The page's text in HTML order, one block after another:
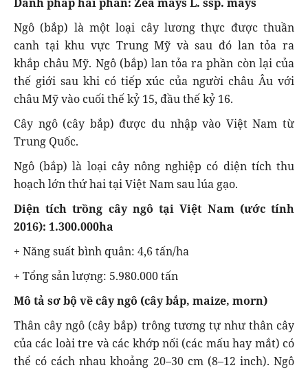
Ngô (bắp) là một loại cây lương thực được thuần
canh tại khu vực Trung Mỹ và sau đó lan tỏa ra
khắp châu Mỹ. Ngô (bắp) lan tỏa ra phần còn lại của
thế giới sau khi có tiếp xúc của người châu Âu với
châu Mỹ vào cuối thế kỷ 15, đầu thế kỷ 16.
Cây ngô (cây bắp) được du nhập vào Việt Nam từ
Trung Quốc.
Ngô (bắp) là loại cây nông nghiệp có diện tích thu
hoạch lớn thứ hai tại Việt Nam sau lúa gạo.
Diện tích trồng cây ngô tại Việt Nam (ước tính
2016): 1.300.000ha
+ Năng suất bình quân: 4,6 tấn/ha
+ Tổng sản lượng: 5.980.000 tấn
Mô tả sơ bộ về cây ngô (cây bắp, maize, morn)
Thân cây ngô (cây bắp) trông tương tự như thân cây
của các loài tre và các khớp nối (các mấu hay mắt) có
thể có cách nhau khoảng 20–30 cm (8–12 inch). Ngô